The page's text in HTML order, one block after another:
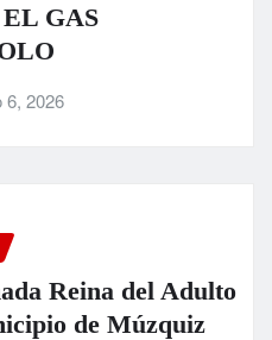
GAS
6, 2026
Reina del Adulto
de Múzquiz